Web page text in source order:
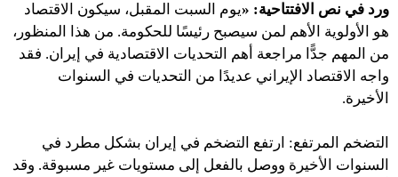
ورد في نص الافتتاحية: «يوم السبت المقبل، سيكون الاقتصاد
هو الأولوية الأهم لمن سيصبح رئيسًا للحكومة. من هذا المنظور،
من المهم جدًّا مراجعة أهم التحديات الاقتصادية في إيران. فقد
واجه الاقتصاد الإيراني عديدًا من التحديات في السنوات
الأخيرة.
التضخم المرتفع: ارتفع التضخم في إيران بشكل مطرد في
السنوات الأخيرة ووصل بالفعل إلى مستويات غير مسبوقة. وقد